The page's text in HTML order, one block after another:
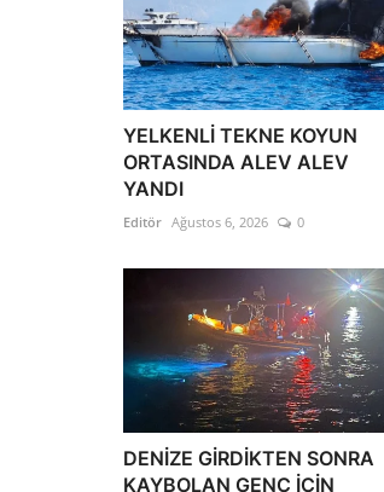
YELKENLİ TEKNE KOYUN
ORTASINDA ALEV ALEV
YANDI
Editör Ağustos 6, 2026 0
DENİZE GİRDİKTEN SONRA
KAYBOLAN GENÇ İÇİN